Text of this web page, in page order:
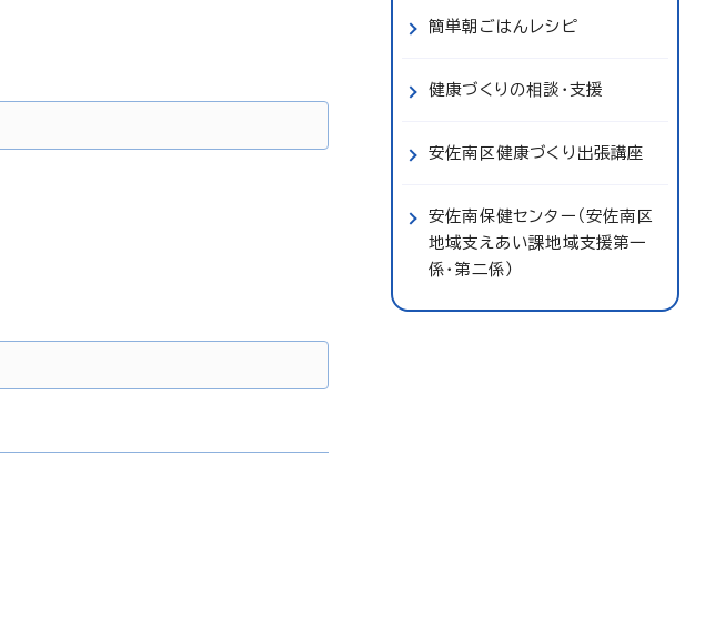
簡単朝ごはんレシピ
健康づくりの相談・支援
安佐南区健康づくり出張講座
安佐南保健センター（安佐南区
地域支えあい課地域支援第一
係・第二係）